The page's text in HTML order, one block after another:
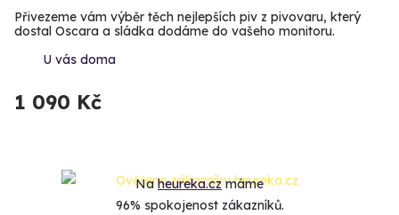
Přivezeme vám výběr těch nejlepších piv z pivovaru, který
dostal Oscara a sládka dodáme do vašeho monitoru.
U vás doma
1 090 Kč
Naheureka.czmáme
96% spokojenost zákazníků.